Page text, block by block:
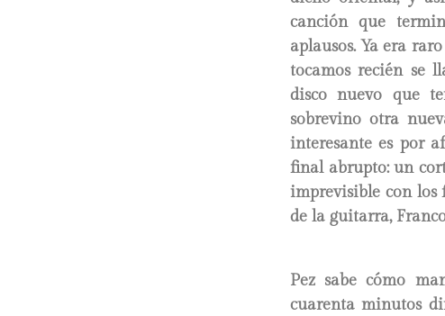
canción que
aplausos. Ya era
tocamos recién se
disco nuevo que
sobrevino otra
interesante es por
final abrupto: un
imprevisible con los
de la guitarra,
Pez sabe cómo
cuarenta minutos